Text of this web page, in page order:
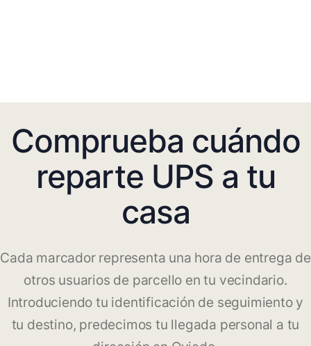
Comprueba cuándo
reparte UPS a tu
casa
Cada marcador representa una hora de entrega de
otros usuarios de parcello en tu vecindario.
Introduciendo tu identificación de seguimiento y
tu destino, predecimos tu llegada personal a tu